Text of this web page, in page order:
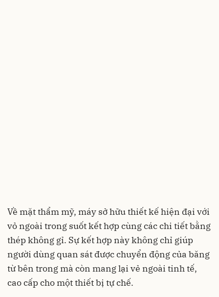
Về mặt thẩm mỹ, máy sở hữu thiết kế hiện đại với
vỏ ngoài trong suốt kết hợp cùng các chi tiết bằng
thép không gỉ. Sự kết hợp này không chỉ giúp
người dùng quan sát được chuyển động của băng
từ bên trong mà còn mang lại vẻ ngoài tinh tế,
cao cấp cho một thiết bị tự chế.